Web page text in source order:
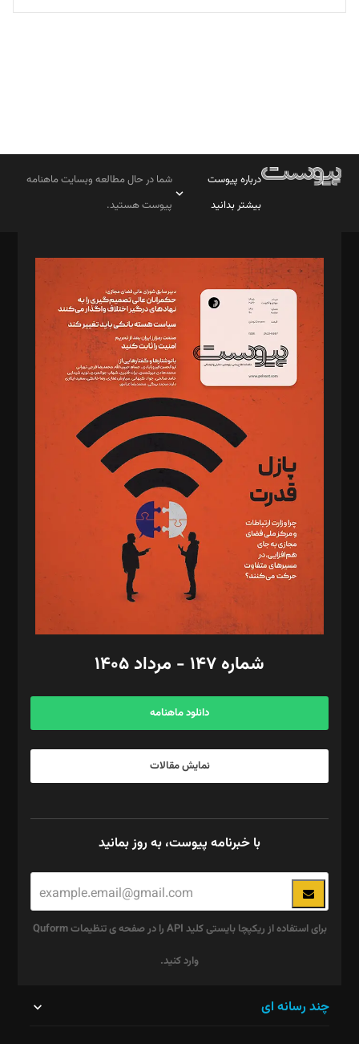
تحریریه
درباره پیوست
بیشتر بدانید
شما در حال مطالعه وبسایت ماهنامه
پیوست هستید.
مدیر مسئول: محمدباقر اثنی‌عشری
سردبیر: مهرک محمودی
دبیر تحریریه: میثم قاسمی
د‌بیر ناداستان: سمانه سمیع
د‌بیر خدمت و تجارت: ابوالفضل رجبی
د‌بیر حقوق فناوری: حسام‌الدین ایپکچی
د‌بیر پیوست جهان: مینا پاکدل
د‌بیر تحریریه آنلاین: بابک نقاش
تحریریه‌: مجتبی محمود‌ی، آرش برهمند، یسنا امان‌پور، سروش کرمیان،
مصطفی مسجدی آرانی، ابوالفضل رجبی، زهرا فکرانه، فائزه فتحی
رستمی،مصطفی باستان
ویرایش: نگار استاد‌‌آقا
طراح یونیفرم: مجید توکلی
فیلمبرداری و عکاسی: امیر شفیعی، مانی لطفی زاده
گرافیک و صفحه‌آرایی: سید‌سبحان‌علی ثابت
مد‌یر توسعه تجاری: کامبیز برید‌
امور مالی: شاپور رهبری، محمد‌ کاظمی‌نیا
آگهی و مشترکین: ۰۹۱۹۹۹۹۰۴۵۴
شماره ۱۴۷ - مرداد ۱۴۰۵
دانلود ماهنامه
نمایش مقالات
با خبرنامه پیوست، به روز بمانید
برای استفاده از ریکپچا بایستی کلید API را در صفحه ی تنظیمات Quform
وارد کنید.
چند رسانه ای